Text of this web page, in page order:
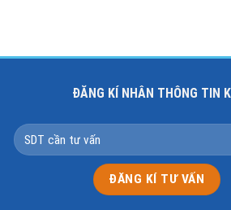
ĐĂNG KÍ NHÂN THÔNG TIN